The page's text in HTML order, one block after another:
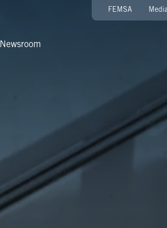
FEMSA
Newsroom